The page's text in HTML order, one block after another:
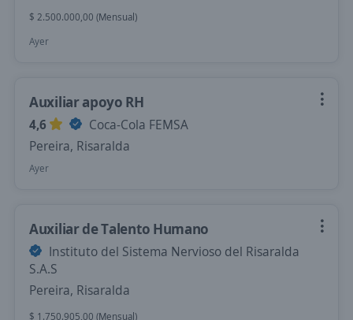
$ 2.500.000,00 (Mensual)
Ayer
Auxiliar apoyo RH
4,6
Coca-Cola FEMSA
Pereira, Risaralda
Ayer
Auxiliar de Talento Humano
Instituto del Sistema Nervioso del Risaralda
S.A.S
Pereira, Risaralda
$ 1.750.905,00 (Mensual)